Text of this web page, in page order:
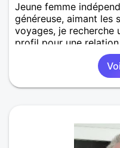
Jeune femme
généreuse, aimant les
voyages, je recherche
profil pour une